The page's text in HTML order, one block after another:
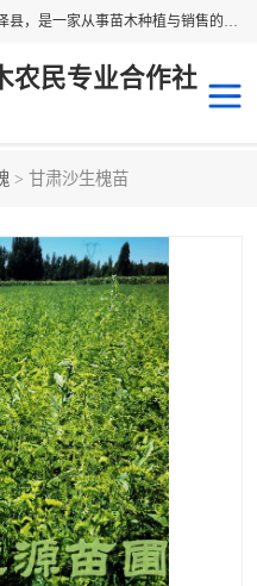
甘肃广恒源苗木农民合作社位于甘肃省临泽县，是一家从事苗木种植与销售的农民合作组织，合作社拥有苗木基地1500多亩，种植苗木品种40多个，年产各类苗木2000多万株。主营：白刺苗、红柳苗、梭梭苗等，我们以“种植一流的苗子，诚信经营”的经营理念，竭诚为每一位客户做优质的服务，欢迎来电咨询！
农民专业合作社
> 甘肃沙生槐苗
柠条
白刺苗
红柳苗
柽柳苗
四翅滨藜